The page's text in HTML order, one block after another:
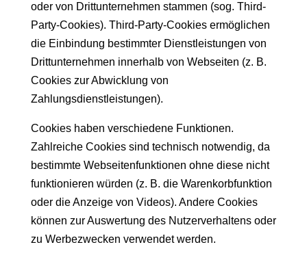
oder von Drittunternehmen stammen (sog. Third-
Party-Cookies). Third-Party-Cookies ermöglichen
die Einbindung bestimmter Dienstleistungen von
Drittunternehmen innerhalb von Webseiten (z. B.
Cookies zur Abwicklung von
Zahlungsdienstleistungen).
Cookies haben verschiedene Funktionen.
Zahlreiche Cookies sind technisch notwendig, da
bestimmte Webseitenfunktionen ohne diese nicht
funktionieren würden (z. B. die Warenkorbfunktion
oder die Anzeige von Videos). Andere Cookies
können zur Auswertung des Nutzerverhaltens oder
zu Werbezwecken verwendet werden.